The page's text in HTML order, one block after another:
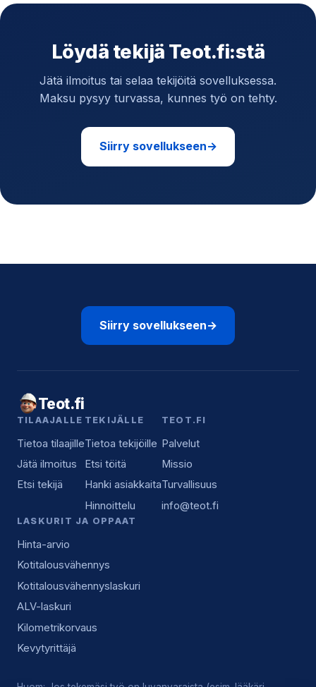
Löydä tekijä Teot.fi:stä
Jätä ilmoitus tai selaa tekijöitä sovelluksessa.
Maksu pysyy turvassa, kunnes työ on tehty.
Siirry sovellukseen→
Siirry sovellukseen→
Teot.fi
TILAAJALLE
Tietoa tilaajille
Jätä ilmoitus
Etsi tekijä
TEKIJÄLLE
Tietoa tekijöille
Etsi töitä
Hanki asiakkaita
Hinnoittelu
TEOT.FI
Palvelut
Missio
Turvallisuus
info@teot.fi
LASKURIT JA OPPAAT
Hinta-arvio
Kotitalousvähennys
Kotitalousvähennyslaskuri
ALV-laskuri
Kilometrikorvaus
Kevytyrittäjä